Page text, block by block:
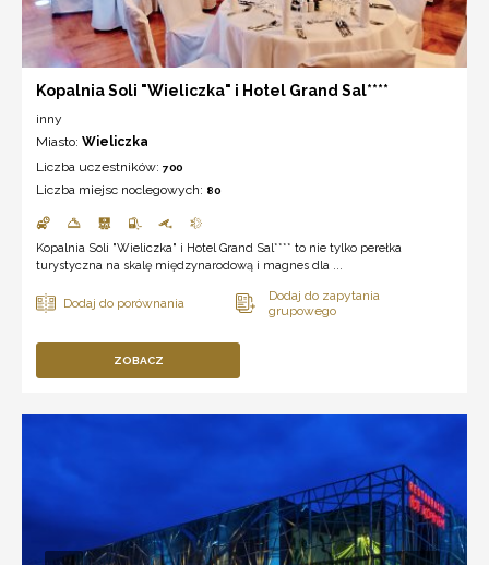
Kopalnia Soli "Wieliczka" i Hotel Grand Sal****
inny
Miasto: Wieliczka
Liczba uczestników: 700
Liczba miejsc noclegowych: 80
Kopalnia Soli "Wieliczka" i Hotel Grand Sal**** to nie tylko perełka
turystyczna na skalę międzynarodową i magnes dla ...
ZOBACZ